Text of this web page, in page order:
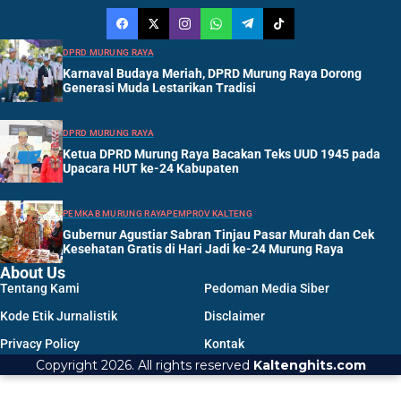
DPRD MURUNG RAYA
Karnaval Budaya Meriah, DPRD Murung Raya Dorong
Generasi Muda Lestarikan Tradisi
DPRD MURUNG RAYA
Ketua DPRD Murung Raya Bacakan Teks UUD 1945 pada
Upacara HUT ke-24 Kabupaten
PEMKAB MURUNG RAYAPEMPROV KALTENG
Gubernur Agustiar Sabran Tinjau Pasar Murah dan Cek
Kesehatan Gratis di Hari Jadi ke-24 Murung Raya
About Us
Tentang Kami
Pedoman Media Siber
Kode Etik Jurnalistik
Disclaimer
Privacy Policy
Kontak
Copyright 2026. All rights reserved Kaltenghits.com